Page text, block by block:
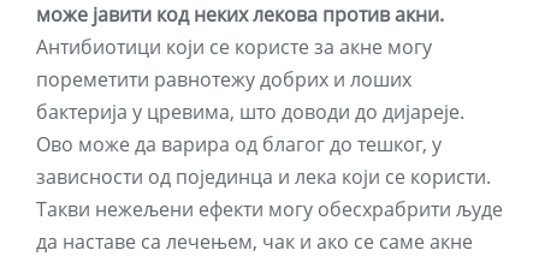
може јавити код неких лекова против акни.
Антибиотици који се користе за акне могу
пореметити равнотежу добрих и лоших
бактерија у цревима, што доводи до дијареје.
Ово може да варира од благог до тешког, у
зависности од појединца и лека који се користи.
Такви нежељени ефекти могу обесхрабрити људе
да наставе са лечењем, чак и ако се саме акне